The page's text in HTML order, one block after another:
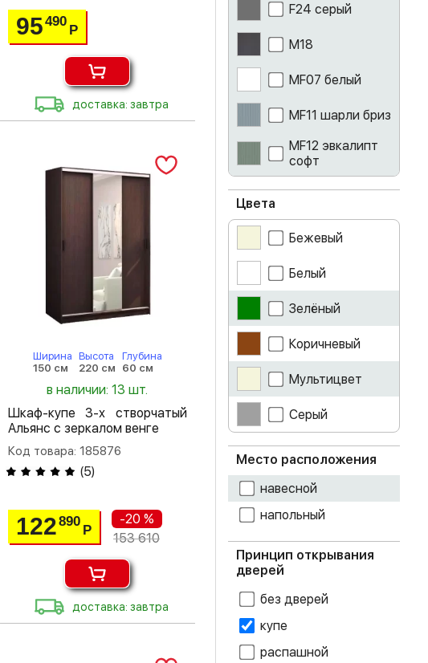
95490
Р
доставка: завтра
Ширина
150 см
Высота
220 см
Глубина
60 см
в наличии: 13 шт.
Шкаф-купе 3-х створчатый
Альянс с зеркалом венге
Код товара: 185876
(5)
122890
Р
-20 %
153 610
доставка: завтра
F24 серый
M18
MF07 белый
MF11 шарли бриз
MF12 эвкалипт
софт
MF14 муссон
айриш
ателье светлое
белый
белый глянец
бетон
венге
графит
дуб атланта
дуб беленый
дуб белфорт
Цвета
Бежевый
Белый
Зелёный
Коричневый
Мультицвет
Серый
Место расположения
навесной
напольный
Принцип открывания
дверей
без дверей
купе
распашной